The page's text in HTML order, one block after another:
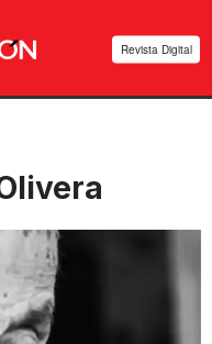
Revista Digital